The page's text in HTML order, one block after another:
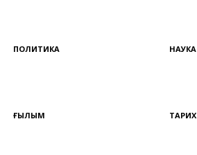
ПОЛИТИКА НАУКА
ҒЫЛЫМ ТАРИХ